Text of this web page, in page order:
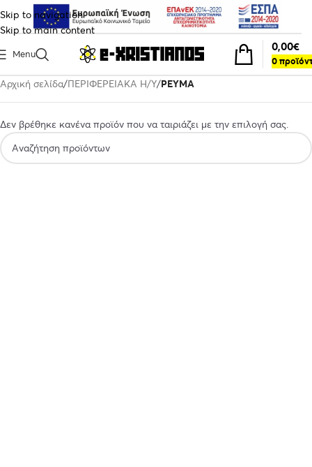
Skip to navigation
Skip to main content
Menu
0
0,00€
Αρχική σελίδα ΠΕΡΙΦΕΡΕΙΑΚΑ Η/Υ ΡΕΥΜΑ
Δεν βρέθηκε κανένα προϊόν που να ταιριάζει με την επιλογή σας.